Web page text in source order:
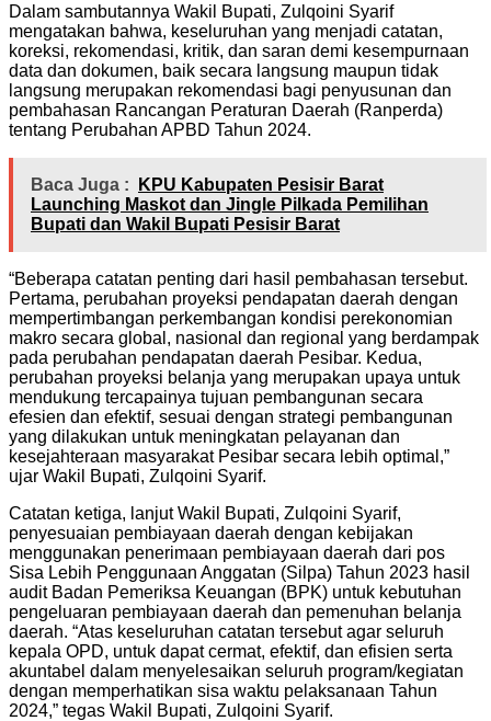
Dalam sambutannya Wakil Bupati, Zulqoini Syarif
mengatakan bahwa, keseluruhan yang menjadi catatan,
koreksi, rekomendasi, kritik, dan saran demi kesempurnaan
data dan dokumen, baik secara langsung maupun tidak
langsung merupakan rekomendasi bagi penyusunan dan
pembahasan Rancangan Peraturan Daerah (Ranperda)
tentang Perubahan APBD Tahun 2024.
Baca Juga :
KPU Kabupaten Pesisir Barat
Launching Maskot dan Jingle Pilkada Pemilihan
Bupati dan Wakil Bupati Pesisir Barat
“Beberapa catatan penting dari hasil pembahasan tersebut.
Pertama, perubahan proyeksi pendapatan daerah dengan
mempertimbangan perkembangan kondisi perekonomian
makro secara global, nasional dan regional yang berdampak
pada perubahan pendapatan daerah Pesibar. Kedua,
perubahan proyeksi belanja yang merupakan upaya untuk
mendukung tercapainya tujuan pembangunan secara
efesien dan efektif, sesuai dengan strategi pembangunan
yang dilakukan untuk meningkatan pelayanan dan
kesejahteraan masyarakat Pesibar secara lebih optimal,”
ujar Wakil Bupati, Zulqoini Syarif.
Catatan ketiga, lanjut Wakil Bupati, Zulqoini Syarif,
penyesuaian pembiayaan daerah dengan kebijakan
menggunakan penerimaan pembiayaan daerah dari pos
Sisa Lebih Penggunaan Anggatan (Silpa) Tahun 2023 hasil
audit Badan Pemeriksa Keuangan (BPK) untuk kebutuhan
pengeluaran pembiayaan daerah dan pemenuhan belanja
daerah. “Atas keseluruhan catatan tersebut agar seluruh
kepala OPD, untuk dapat cermat, efektif, dan efisien serta
akuntabel dalam menyelesaikan seluruh program/kegiatan
dengan memperhatikan sisa waktu pelaksanaan Tahun
2024,” tegas Wakil Bupati, Zulqoini Syarif.